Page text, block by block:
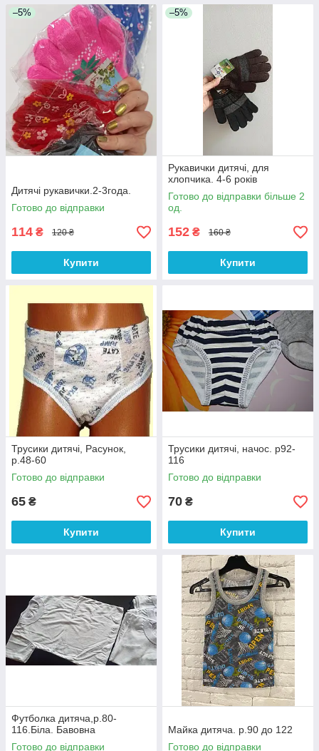
–5%
Дитячі рукавички.2-3года.
Готово до відправки
114 ₴ 120 ₴
Купити
–5%
Рукавички дитячі, для
хлопчика. 4-6 років
Готово до відправки більше 2
од.
152 ₴ 160 ₴
Купити
Трусики дитячі, Расунок,
р.48-60
Готово до відправки
65 ₴
Купити
Трусики дитячі, начос. р92-
116
Готово до відправки
70 ₴
Купити
Футболка дитяча,р.80-
116.Біла. Бавовна
Готово до відправки
Майка дитяча. р.90 до 122
Готово до відправки